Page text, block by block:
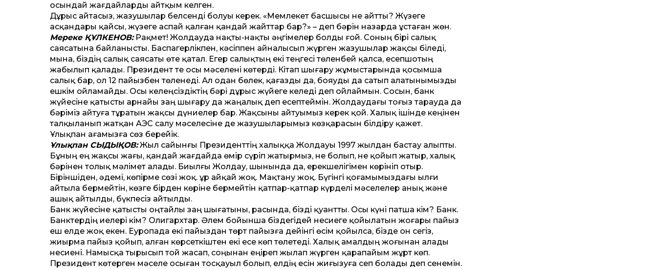
осындай жағдайларды айтқым келген.
Дұрыс айтасыз, жазушылар белсенді болуы керек. «Мемлекет басшысы не айт­ты? Жүзеге
асқандары қайсы, жүзеге аспай қалған қандай жайт­тар бар?» – деп бәрін назарда ұстаған жөн.
Мереке ҚҰЛКЕНОВ: Рақмет! Жолдауда нақты-нақты әңгімелер болды ғой. Соның бірі салық
саясатына байланысты. Баспагерлікпен, кәсіппен айналысып жүрген жазушылар жақсы біледі,
мына, біздің салық саясаты өте қатал. Егер салықтың екі теңгесі төленбей қалса, есепшотың
жабылып қалады. Президент те осы мәселені көтерді. Кітап шығару жұмыстарында қосымша
салық бар, ол 12 пайызбен төленеді. Ал одан бөлек, қағазды да, бояуды да сатып алатынымызды
ешкім ойламайды. Осы келеңсіздіктің бәрі дұрыс жүйеге келеді деп ойлаймын. Сосын, банк
жүйесіне қатысты арнайы заң шығару да жаңалық деп есептеймін. Жолдаудағы тоғыз тарауда да
бәріміз айтуға тұратын жақсы дүниелер бар. Жақсыны айтуымыз керек қой. Халық ішінде кеңінен
талқыланып жатқан АЭС салу мәселесіне де жазушыларымыз көзқарасын білдіру қажет.
Ұлықпан ағамызға сөз берейік.
Ұлықпан СЫДЫҚОВ:Жыл сайынғы Президент­тің халыққа Жолдауы 1997 жылдан бастау алыпты.
Бұның ең жақсы жағы, қандай жағдайда өмір сүріп жатырмыз, не болып, не қойып жатыр, халық
бәрінен толық мәлімет алады. Биылғы Жолдау, шынында да, ерекшелігімен көрініп отыр.
Біріншіден, әдемі, көпірме сөзі жоқ. Құр айқай жоқ. Мақтану жоқ. Бүгінгі қоғамымыздағы ылғи
айтыла бермейтін, көзге бірден көріне бермейтін қатпар-қатпар күрделі мәселелер анық және
ашық айтылды, бүкпесіз айтылды.
Банк жүйесіне қатысты оңтайлы заң шығатыны, расында, бізді қуант­ты. Осы күні патша кім? Банк.
Банктердің иелері кім? Олигархтар. Әлем бойынша біздегідей несиеге қойылатын жоғары пайыз
еш елде жоқ екен. Еуропада екі пайыздан төрт пайызға дейінгі өсім қойылса, бізде он сегіз,
жиырма пайыз қойып, алған көрсеткіштен екі есе көп төлетеді. Халық амалдың жоғынан алады
несиені. Намысқа тырысып той жасап, соңынан еңіреп жылап жүрген қарапайым жұрт көп.
Президент көтерген мәселе осыған тосқауыл болып, елдің есін жиғызуға сеп болады деп сенемін.